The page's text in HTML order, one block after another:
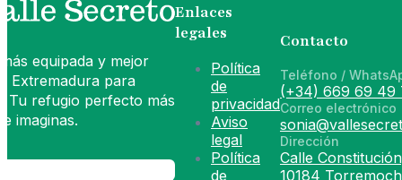
equipada y mejor
Extremadura para
Tu refugio perfecto más
imaginas.
Enlaces
legales
Política
de
privacidad
Aviso
legal
Política
de
Contacto
Teléfono /
(+34) 669 69 49
Correo electrónico
Dirección
Calle
10184